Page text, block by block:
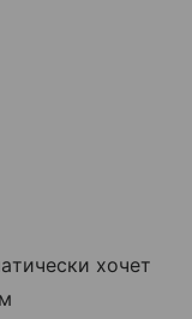
хочет